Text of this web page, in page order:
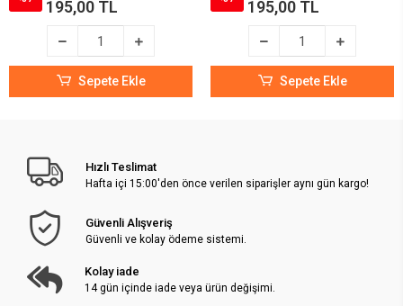
195,00 TL
Sepete Ekle
195,00 TL
Sepete Ekle
Hızlı Teslimat
Hafta içi 15:00'den önce verilen siparişler aynı gün kargo!
Güvenli Alışveriş
Güvenli ve kolay ödeme sistemi.
Kolay iade
14 gün içinde iade veya ürün değişimi.